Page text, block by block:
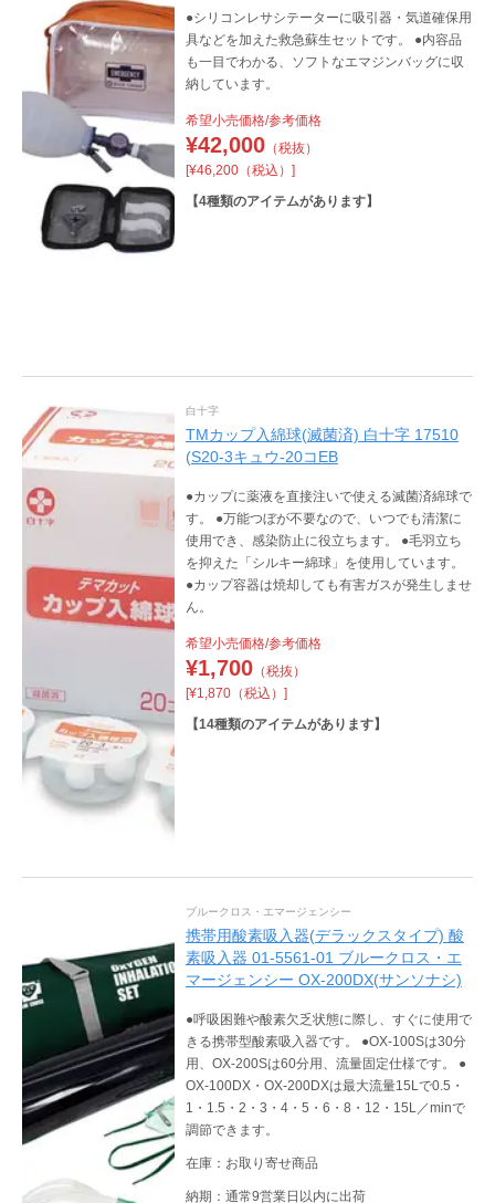
●シリコンレサシテーターに吸引器・気道確保用
具などを加えた救急蘇生セットです。 ●内容品
も一目でわかる、ソフトなエマジンバッグに収
納しています。
希望小売価格/参考価格
¥42,000（税抜）
[¥46,200（税込）]
【4種類のアイテムがあります】
白十字
TMカップ入綿球(滅菌済) 白十字 17510
(S20-3キュウ-20コEB
●カップに薬液を直接注いで使える滅菌済綿球で
す。 ●万能つぼが不要なので、いつでも清潔に
使用でき、感染防止に役立ちます。 ●毛羽立ち
を抑えた「シルキー綿球」を使用しています。
●カップ容器は焼却しても有害ガスが発生しませ
ん。
希望小売価格/参考価格
¥1,700（税抜）
[¥1,870（税込）]
【14種類のアイテムがあります】
ブルークロス・エマージェンシー
携帯用酸素吸入器(デラックスタイプ) 酸
素吸入器 01-5561-01 ブルークロス・エ
マージェンシー OX-200DX(サンソナシ)
●呼吸困難や酸素欠乏状態に際し、すぐに使用で
きる携帯型酸素吸入器です。 ●OX-100Sは30分
用、OX-200Sは60分用、流量固定仕様です。 ●
OX-100DX・OX-200DXは最大流量15Lで0.5・
1・1.5・2・3・4・5・6・8・12・15L／minで
調節できます。
在庫：お取り寄せ商品
納期：通常9営業日以内に出荷